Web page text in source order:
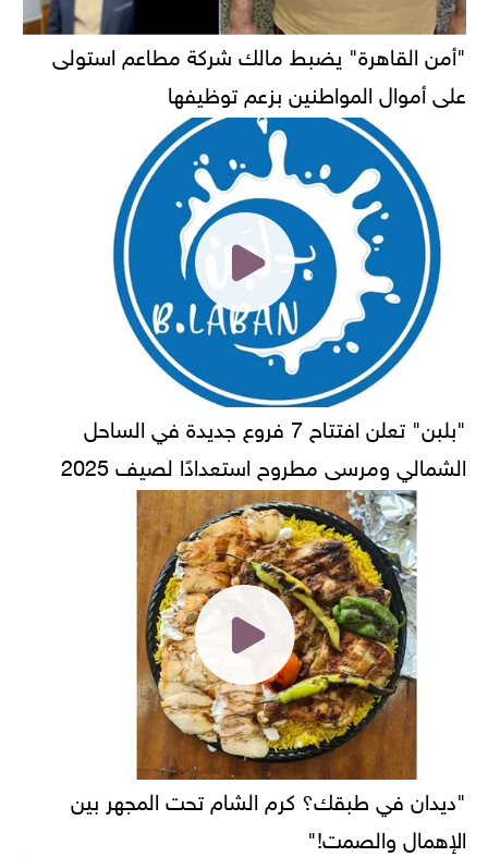
"أمن القاهرة" يضبط مالك شركة مطاعم استولى
على أموال المواطنين بزعم توظيفها
"بلبن" تعلن افتتاح 7 فروع جديدة في الساحل
الشمالي ومرسى مطروح استعدادًا لصيف 2025
"ديدان في طبقك؟ كرم الشام تحت المجهر بين
الإهمال والصمت!"